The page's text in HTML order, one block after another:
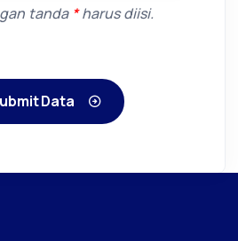
tanda *harus diisi.
Data